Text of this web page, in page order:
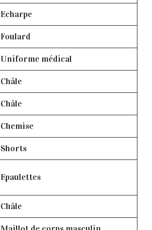
Echarpe
Foulard
Uniforme médical
Châle
Châle
Chemise
Shorts
Epaulettes
Châle